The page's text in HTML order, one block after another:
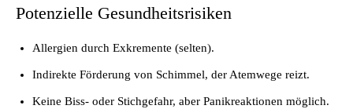
Potenzielle Gesundheitsrisiken
Allergien durch Exkremente (selten).
Indirekte Förderung von Schimmel, der Atemwege reizt.
Keine Biss- oder Stichgefahr, aber Panikreaktionen möglich.